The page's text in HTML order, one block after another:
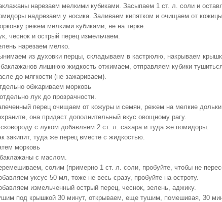
нарезаем мелкими кубиками. Засыпаем 1 ст. л. соли и
надрезаем у носика. Заливаем кипятком и очищаем от
режем мелкими кубиками, не на терке.
чеснок и острый перец измельчаем.
нарезаем мелко.
из духовки перцы, складываем в кастрюлю, накрываем
лишнюю жидкость отжимаем, отправляем кубики
до мягкости (не зажариваем).
обжариваем морковь
лук до прозрачности.
перец очищаем от кожуры и семян, режем на мелкие
она придаст дополнительный вкус овощному рагу.
с луком добавляем 2 ст. л. сахара и туда же помидоры.
закипит, туда же перец вместе с жидкостью.
морковь
с маслом.
солим (примерно 1 ст. л. соли, пробуйте, чтобы не
уксус 50 мл, тоже не весь сразу, пробуйте на остроту.
измельченный острый перец, чеснок, зелень, аджику.
под крышкой 30 минут, открываем, еще тушим, помешивая, 30